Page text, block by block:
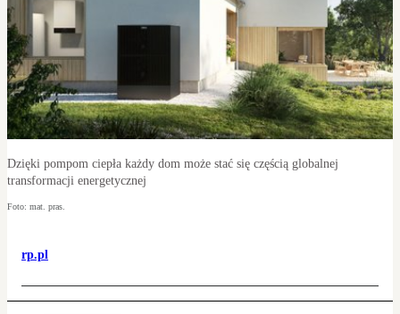
Dzięki pompom ciepła każdy dom może stać się częścią globalnej
transformacji energetycznej
Foto: mat. pras.
rp.pl